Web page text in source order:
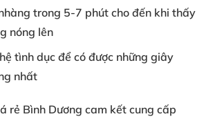
trong 5-7 phút cho đến khi thấy
nóng lên
tình dục để có được những giây
nhất
rẻ Bình Dương cam kết cung cấp